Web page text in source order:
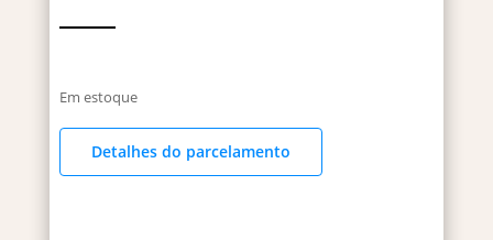
Em estoque
Detalhes do parcelamento